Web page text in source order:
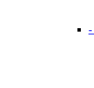
-